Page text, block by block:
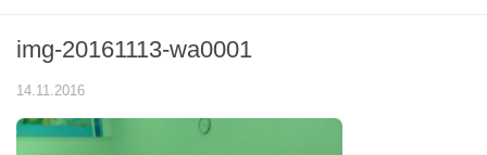
img-20161113-wa0001
14.11.2016